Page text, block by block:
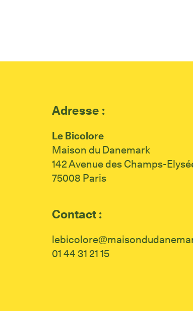
Adresse :
Le Bicolore
Maison du Danemark
142 Avenue des Champs-
75008 Paris
Contact :
01 44 31 21 15